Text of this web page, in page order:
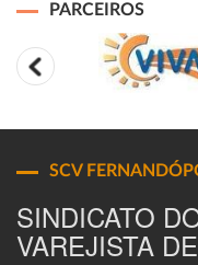
PARCEIROS
SCV
SINDICATO
VAREJISTA